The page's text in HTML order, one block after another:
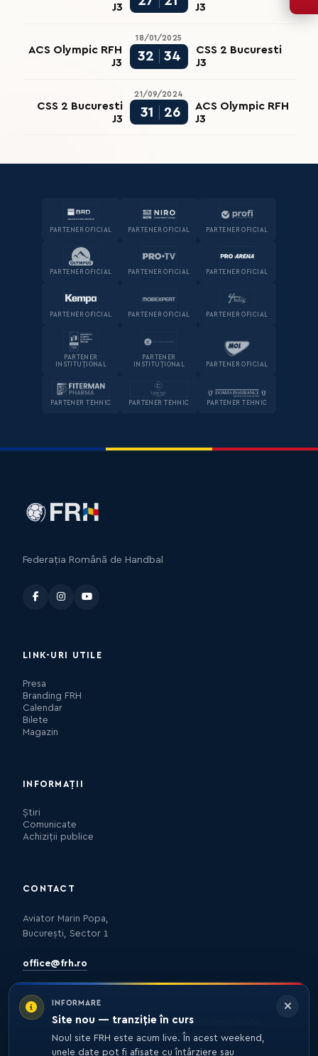
J3
J3
18/01/2025
ACS Olympic RFH
J3
32 34
CSS 2 Bucuresti
J3
21/09/2024
CSS 2 Bucuresti
J3
31 26
ACS Olympic RFH
J3
PARTENER OFICIAL PARTENER OFICIAL PARTENER OFICIAL
PARTENER OFICIAL PARTENER OFICIAL PARTENER OFICIAL
PARTENER OFICIAL PARTENER OFICIAL PARTENER OFICIAL
PARTENER
INSTITUȚIONAL
PARTENER
INSTITUȚIONAL
PARTENER OFICIAL
PARTENER TEHNIC PARTENER TEHNIC PARTENER TEHNIC
INFORMARE
Site nou — tranziție în curs
Noul site FRH este acum live. În acest weekend,
unele date pot fi afișate cu întârziere sau
Federația Română de Handbal
LINK-URI UTILE
Presa
Branding FRH
Calendar
Bilete
Magazin
INFORMAȚII
Știri
Comunicate
Achiziții publice
CONTACT
Aviator Marin Popa,
București, Sector 1
office@frh.ro
Protecția datelorPolitica de confidențialitate
Nota de informare